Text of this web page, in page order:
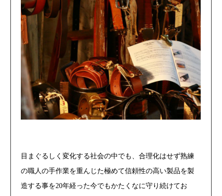
目まぐるしく変化する社会の中でも、合理化はせず熟練
の職人の手作業を重んじた極めて信頼性の高い製品を製
造する事を20年経った今でもかたくなに守り続けてお